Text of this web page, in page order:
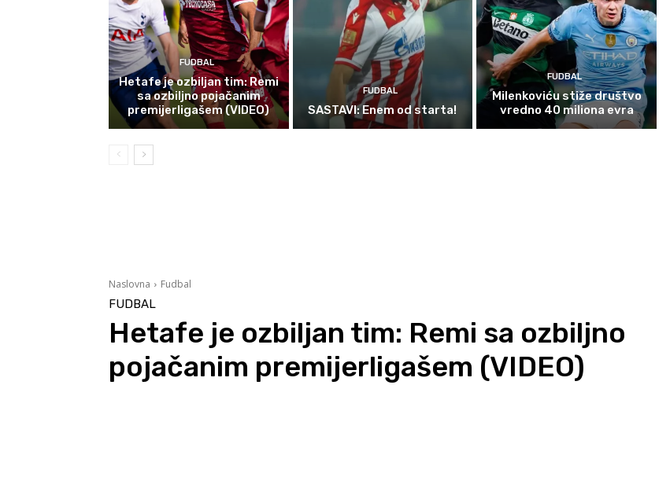
FUDBAL
Hetafe je ozbiljan tim: Remi
sa ozbiljno pojačanim
premijerligašem (VIDEO)
FUDBAL
SASTAVI: Enem od starta!
FUDBAL
Milenkoviću stiže društvo
vredno 40 miliona evra